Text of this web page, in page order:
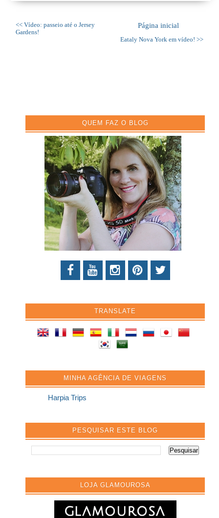
<< Vídeo: passeio até o Jersey
Gardens!
Eataly Nova York em vídeo! >>
Página inicial
QUEM FAZ O BLOG
TRANSLATE
MINHA AGÊNCIA DE VIAGENS
Harpia Trips
PESQUISAR ESTE BLOG
LOJA GLAMOUROSA